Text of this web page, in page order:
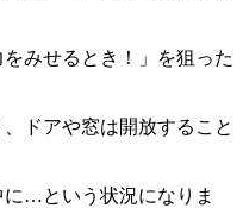
せるとき！」を狙った
アや窓は開放すること
という状況になりま